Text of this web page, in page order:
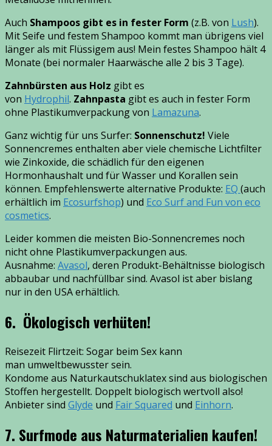
Auch Shampoos gibt es in fester Form (z.B. von Lush).
Mit Seife und festem Shampoo kommt man übrigens viel
länger als mit Flüssigem aus! Mein festes Shampoo hält 4
Monate (bei normaler Haarwäsche alle 2 bis 3 Tage).
Zahnbürsten aus Holz gibt es
von Hydrophil. Zahnpasta gibt es auch in fester Form
ohne Plastikumverpackung von Lamazuna.
Ganz wichtig für uns Surfer: Sonnenschutz! Viele
Sonnencremes enthalten aber viele chemische Lichtfilter
wie Zinkoxide, die schädlich für den eigenen
Hormonhaushalt und für Wasser und Korallen sein
können. Empfehlenswerte alternative Produkte: EQ (auch
erhältlich im Ecosurfshop) und Eco Surf and Fun von eco
cosmetics.
Leider kommen die meisten Bio-Sonnencremes noch
nicht ohne Plastikumverpackungen aus.
Ausnahme: Avasol, deren Produkt-Behältnisse biologisch
abbaubar und nachfüllbar sind. Avasol ist aber bislang
nur in den USA erhältlich.
6. Ökologisch verhüten!
Reisezeit Flirtzeit: Sogar beim Sex kann
man umweltbewusster sein.
Kondome aus Naturkautschuklatex sind aus biologischen
Stoffen hergestellt. Doppelt biologisch wertvoll also!
Anbieter sind Glyde und Fair Squared und Einhorn.
7. Surfmode aus Naturmaterialien kaufen!